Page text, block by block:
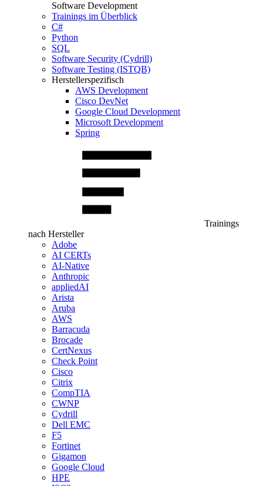
Software Development
Trainings im Überblick
C#
Python
SQL
Software Security (Cydrill)
Software Testing (ISTQB)
Herstellerspezifisch
AWS Development
Cisco DevNet
Google Cloud Development
Microsoft Development
Spring
Trainings
nach Hersteller
Adobe
AI CERTs
AI-Native
Anthropic
appliedAI
Arista
Aruba
AWS
Barracuda
Brocade
CertNexus
Check Point
Cisco
Citrix
CompTIA
CWNP
Cydrill
Dell EMC
F5
Fortinet
Gigamon
Google Cloud
HPE